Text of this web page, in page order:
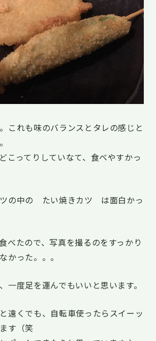
これも味のバランスとタレの感じと
こってりしていなて、食べやすかっ
の中の たい焼きカツ は面白かっ
べたので、写真を撮るのをすっかり
かった。。。
一度足を運んでもいいと思います。
遠くでも、自転車使ったらスイーッ
す（笑